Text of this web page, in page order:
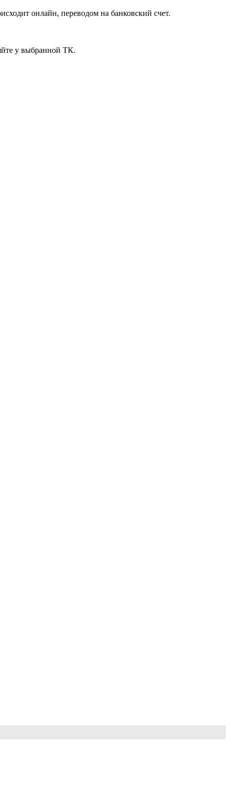
онлайн, переводом на банковский счет.
у выбранной ТК.